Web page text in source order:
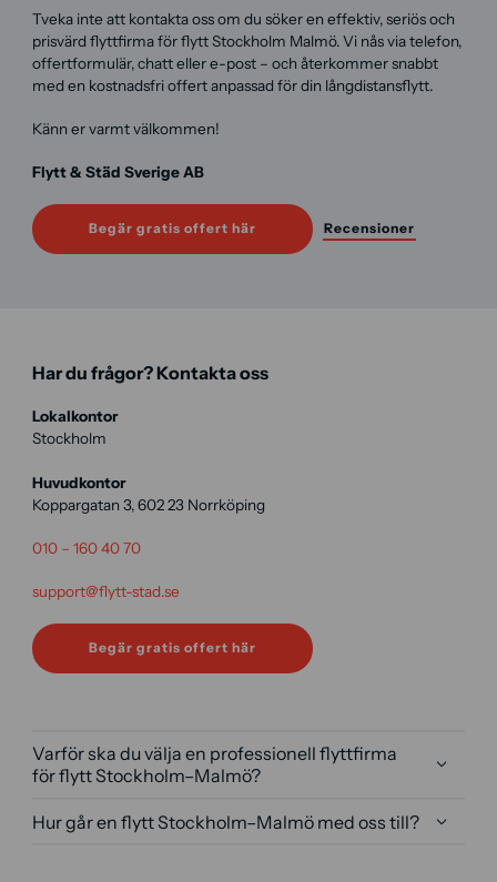
Tveka inte att kontakta oss om du söker en effektiv, seriös och
prisvärd flyttfirma för flytt Stockholm Malmö. Vi nås via telefon,
offertformulär, chatt eller e-post – och återkommer snabbt
med en kostnadsfri offert anpassad för din långdistansflytt.
Känn er varmt välkommen!
Flytt & Städ Sverige AB
Begär gratis offert här Recensioner
Har du frågor? Kontakta oss
Lokalkontor
Stockholm
Huvudkontor
Koppargatan 3, 602 23 Norrköping
010 – 160 40 70
support@flytt-stad.se
Begär gratis offert här
Varför ska du välja en professionell flyttfirma
för flytt Stockholm–Malmö?
Hur går en flytt Stockholm–Malmö med oss till?